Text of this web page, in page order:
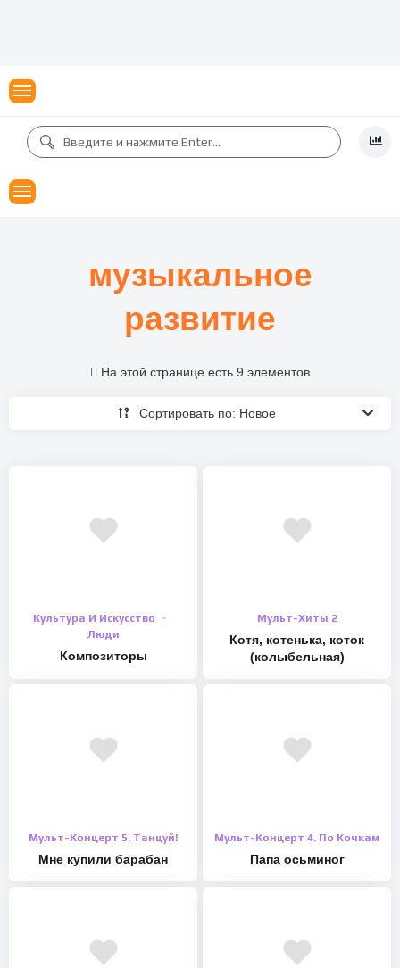
музыкальное
развитие
Сортировать по: Новое
На этой странице есть 9 элементов
Культура И Искусство
Люди
Композиторы
Мульт-Хиты 2
Котя, котенька, коток
(колыбельная)
Мульт-Концерт 5. Танцуй!
Мне купили барабан
Мульт-Концерт 4. По Кочкам
Папа осьминог